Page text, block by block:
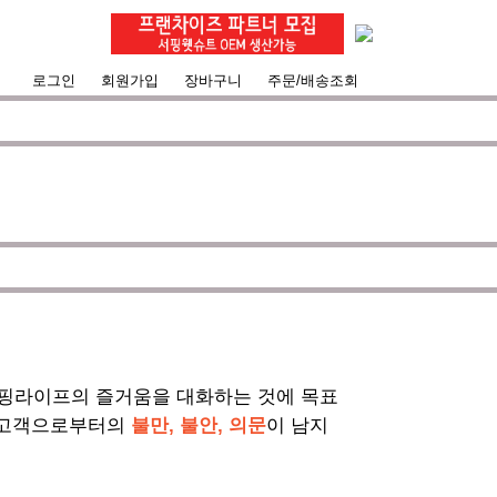
로그인 회원가입 장바구니 주문/배송조회
라이프의 즐거움을 대화하는 것에 목표
객으로부터의 불만, 불안, 의문이 남지